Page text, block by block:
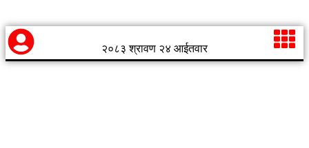
२०८३ श्रावण २४ आईतवार